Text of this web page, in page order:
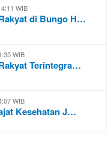
WIB
di Bungo H…
WIB
Terintegra…
WIB
Kesehatan J…